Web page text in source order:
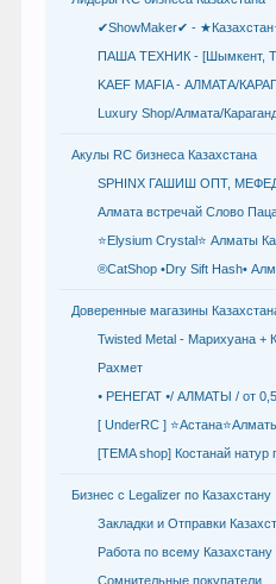
✔ShowMaker✔ -
ПАША ТЕХНИК - [Шымкент,
KAEF MAFIA - АЛМАТА/
Luxury Shop/Алмата/
Акулы RC бизнеса Казахстана
SPHINX ГАШИШ ОПТ,
Алмата встречай Слово
⭐Elysium Crystal⭐ Алматы
®CatShop •Dry Sift Hash•
Доверенные магазины
Twisted Metal - Марихуана +
Рахмет
⦁ ΡΕΗΕΓΑΤ ⦁/ АЛМАТЫ / от
[ UnderRC ]
[TEMA shop] Костанай
Бизнес с Legalizer по Казахстану
Закладки и Отправки
Работа по всему Казахстану
Сомнительные покупатели